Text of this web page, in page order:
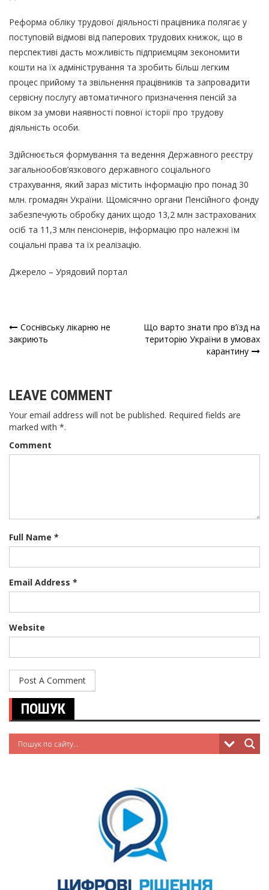
Реформа обліку трудової діяльності працівника полягає у
поступовій відмові від паперових трудових книжок, що в
перспективі дасть можливість підприємцям зекономити
кошти на їх адміністрування та зробить більш легким
процес прийому та звільнення працівників та запровадити
сервісну послугу автоматичного призначення пенсій за
віком за умови наявності повної історії про трудову
діяльність особи.
Здійснюється формування та ведення Державного реєстру
загальнообов’язкового державного соціального
страхування, який зараз містить інформацію про понад 30
млн. громадян України. Щомісячно органи Пенсійного фонду
забезпечують обробку даних щодо 13,2 млн застрахованих
осіб та 11,3 млн пенсіонерів, інформацію про належні їм
соціальні права та їх реалізацію.
Джерело – Урядовий портал
Навігація
Соснівську лікарню не
закриють
Що варто знати про в’їзд на
територію України в умовах
карантину
LEAVE COMMENT
Your email address will not be published. Required fields are
marked with *.
Comment
Full Name *
Email Address *
Website
ПОШУК